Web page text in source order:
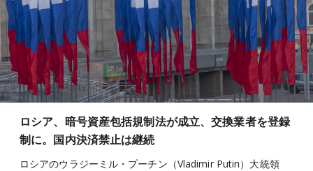
ロシア、暗号資産包括規制法が成立、交換業者を登録
制に。国内決済禁止は継続
ロシアのウラジーミル・プーチン（Vladimir Putin）大統領